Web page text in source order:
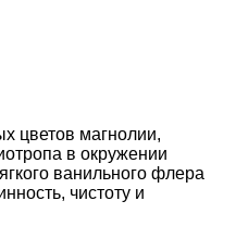
цветов магнолии,
в окружении
ванильного флера
чистоту и